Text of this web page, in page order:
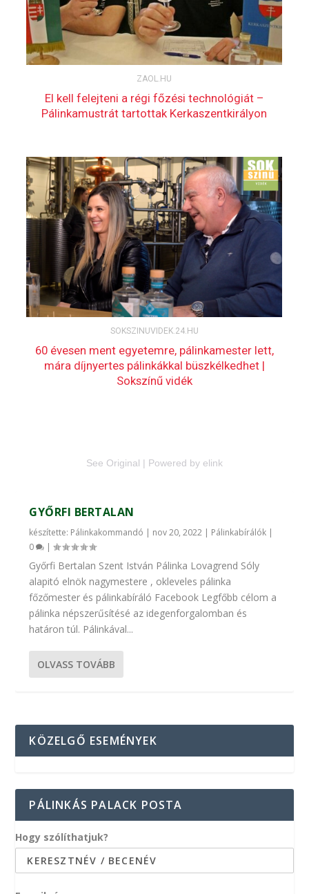
See Original | Powered by elink
GYŐRFI BERTALAN
készítette: Pálinkakommandó | nov 20, 2022 | Pálinkabírálók |
0
|
Győrfi Bertalan Szent István Pálinka Lovagrend Sóly
alapitó elnök nagymestere , okleveles pálinka
főzőmester és pálinkabíráló Facebook Legfőbb célom a
pálinka népszerűsítésé az idegenforgalomban és
határon túl. Pálinkával...
OLVASS TOVÁBB
KÖZELGŐ ESEMÉNYEK
PÁLINKÁS PALACK POSTA
Hogy szólíthatjuk?